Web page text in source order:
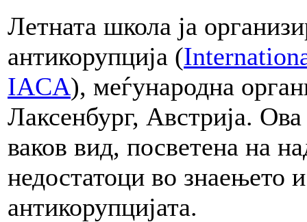
Летната школа ја
антикорупција (
IACA), меѓународна
Лаксенбург, Австрија.
ваков вид, посветена на
недостатоци во знаењето
антикорупцијата.